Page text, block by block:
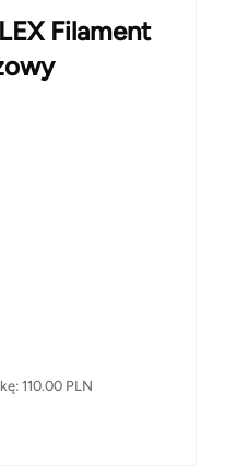
Filament
110.00 PLN